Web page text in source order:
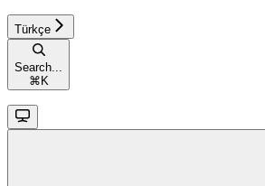
Türkçe
Search...
⌘ K